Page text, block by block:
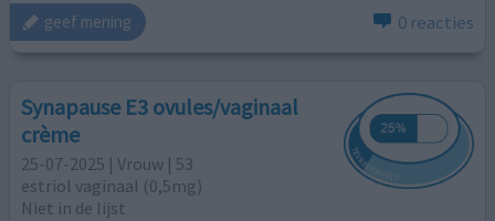
geef mening 0 reacties
Synapause E3 ovules/vaginaal
crème
25-07-2025 | Vrouw | 53
estriol vaginaal (0,5mg)
Niet in de lijst